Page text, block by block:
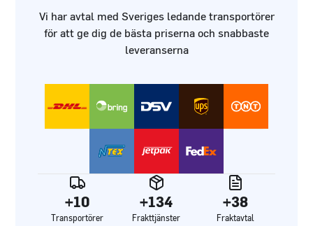
Vi har avtal med Sveriges ledande transportörer
för att ge dig de bästa priserna och snabbaste
leveranserna
+10
Transportörer
+134
Frakttjänster
+38
Fraktavtal